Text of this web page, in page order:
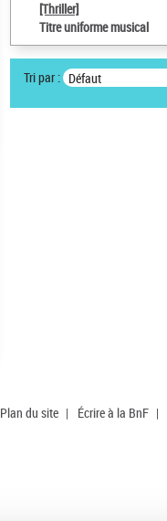
[Thriller]
Titre uniforme musical
Tri par : Défaut
Plan du site | Écrire à la BnF |